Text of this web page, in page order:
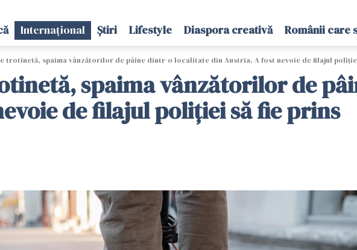
Internațional Știri Lifestyle Diaspora creativă Românii care
trotinetă, spaima vânzătorilor de pâine dintr-o localitate din Austria. A fost nevoie de filajul
spaima vânzătorilor de
de filajul poliției să fie prins